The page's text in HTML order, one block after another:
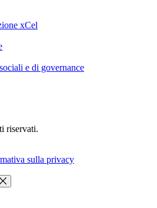
xCel
e di governance
riservati.
sulla privacy
Chiudi menu